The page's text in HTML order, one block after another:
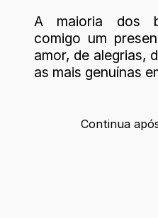
A maioria dos
comigo um
amor, de alegrias,
as mais genuínas
Continua